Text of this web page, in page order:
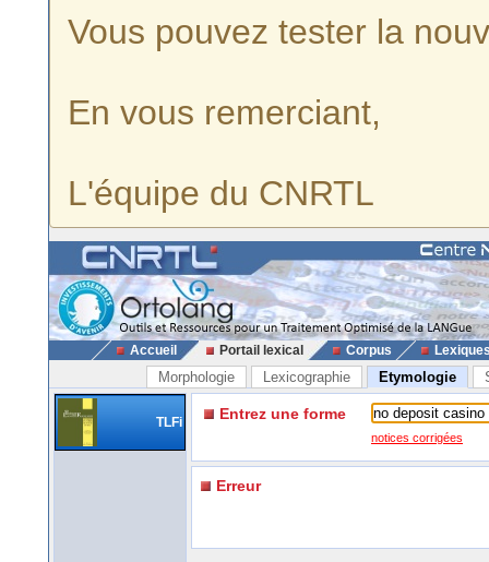
Vous pouvez tester la
En vous remerciant,
L'équipe du CNRTL
Accueil Portail lexical Corpus
Morphologie Lexicographie Etymologie
TLFi Entrez une forme
notices corrigées
Erreur